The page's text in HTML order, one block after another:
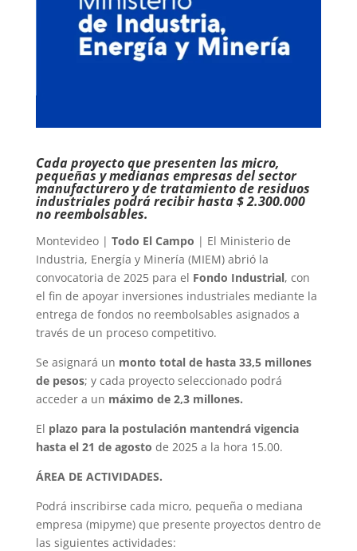
Cada proyecto que presenten las micro,
pequeñas y medianas empresas del sector
manufacturero y de tratamiento de residuos
industriales podrá recibir hasta $ 2.300.000
no reembolsables.
Montevideo | Todo El Campo | El Ministerio de
Industria, Energía y Minería (MIEM) abrió la
convocatoria de 2025 para el Fondo Industrial, con
el fin de apoyar inversiones industriales mediante la
entrega de fondos no reembolsables asignados a
través de un proceso competitivo.
Se asignará un monto total de hasta 33,5 millones
de pesos; y cada proyecto seleccionado podrá
acceder a un máximo de 2,3 millones.
El plazo para la postulación mantendrá vigencia
hasta el 21 de agosto de 2025 a la hora 15.00.
ÁREA DE ACTIVIDADES.
Podrá inscribirse cada micro, pequeña o mediana
empresa (mipyme) que presente proyectos dentro de
las siguientes actividades: